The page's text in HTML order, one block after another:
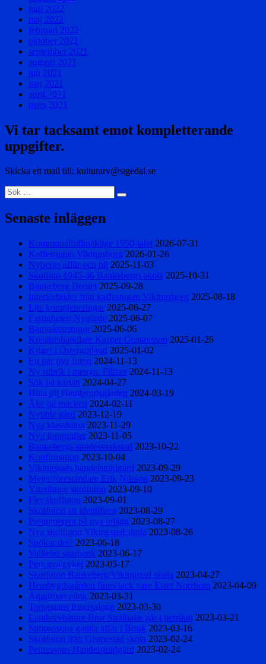
juni 2022
maj 2022
februari 2022
oktober 2021
september 2021
augusti 2021
juli 2021
maj 2021
april 2021
mars 2021
Vi tar tacksamt emot kompletterande
uppgifter.
Skicka ett mail till: kulturarv@sigedal.se
Sök
efter:
Sök
Senaste inläggen
Kommunalfullmäktige 1950-talet 2026-07-31
Kaffestugan Vikingsborg 2026-01-26
Nybergs affär och bil 2025-11-03
Skolfoto 1945-46 Bankebergs skola 2025-10-31
Bankeberg Berget 2025-09-28
Interiörbilder från kaffestugan Vikingsborg 2025-08-18
Lite kompletteringar 2025-06-27
Fastigheten Nygärde 2025-06-07
Banvaktarstugor 2025-06-06
Kreaturshandlare Kasper Gustavsson 2025-01-26
Kriget i Östergötland 2025-01-02
Ett par nya foton 2024-11-13
Ny rubrik i menyn: Filmer 2024-11-13
Sök på kartan 2024-04-27
Hitta till Hembygdsgården 2024-03-19
Åke på macken 2024-02-11
Nybble gård 2023-12-19
Nya klassfoton 2023-11-29
Nya fotografier 2023-11-05
Bankebergs smidesverkstad 2023-10-22
Konfirmation 2023-10-04
Vikingstads handelsträdgård 2023-09-29
Mejeriföreståndare Erik Nilsson 2023-09-23
Ytterligare skolfoton 2023-09-10
Fler skolfoton 2023-09-01
Skolfoton att identifiera 2023-08-29
Prenumerera på nya inlägg 2023-08-27
Nya skolfoton Vikingstad skola 2023-08-26
Spökar det? 2023-06-18
Valkebo sparbank 2023-06-17
Pers nya cykel 2023-05-17
Skolfoton Bankeberg/Vikingstad skola 2023-04-27
Hembygdsgården finns tack vare Ester Norrbom 2023-04-09
Ångdrivet ellok 2023-03-31
Torsgatans frisersalong 2023-03-30
Lantbrevbärare Bror Strålhake går i pension 2023-03-21
Simonssons gamla affär i Brink 2023-03-16
Skolfoton från Gismestad skola 2023-02-24
Petterssons Handelsträdgård 2023-02-24